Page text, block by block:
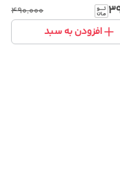
۴۹۰٬۰۰۰
افزودن به سبد